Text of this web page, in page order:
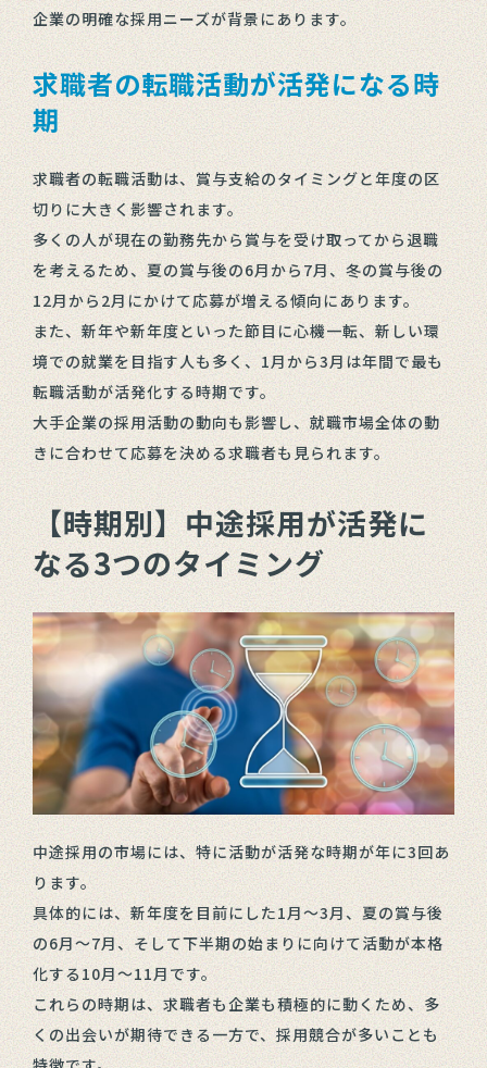
企業の明確な採用ニーズが背景にあります。
求職者の転職活動が活発になる時
期
求職者の転職活動は、賞与支給のタイミングと年度の区
切りに大きく影響されます。
多くの人が現在の勤務先から賞与を受け取ってから退職
を考えるため、夏の賞与後の6月から7月、冬の賞与後の
12月から2月にかけて応募が増える傾向にあります。
また、新年や新年度といった節目に心機一転、新しい環
境での就業を目指す人も多く、1月から3月は年間で最も
転職活動が活発化する時期です。
大手企業の採用活動の動向も影響し、就職市場全体の動
きに合わせて応募を決める求職者も見られます。
【時期別】中途採用が活発に
なる3つのタイミング
中途採用の市場には、特に活動が活発な時期が年に3回あ
ります。
具体的には、新年度を目前にした1月〜3月、夏の賞与後
の6月〜7月、そして下半期の始まりに向けて活動が本格
化する10月〜11月です。
これらの時期は、求職者も企業も積極的に動くため、多
くの出会いが期待できる一方で、採用競合が多いことも